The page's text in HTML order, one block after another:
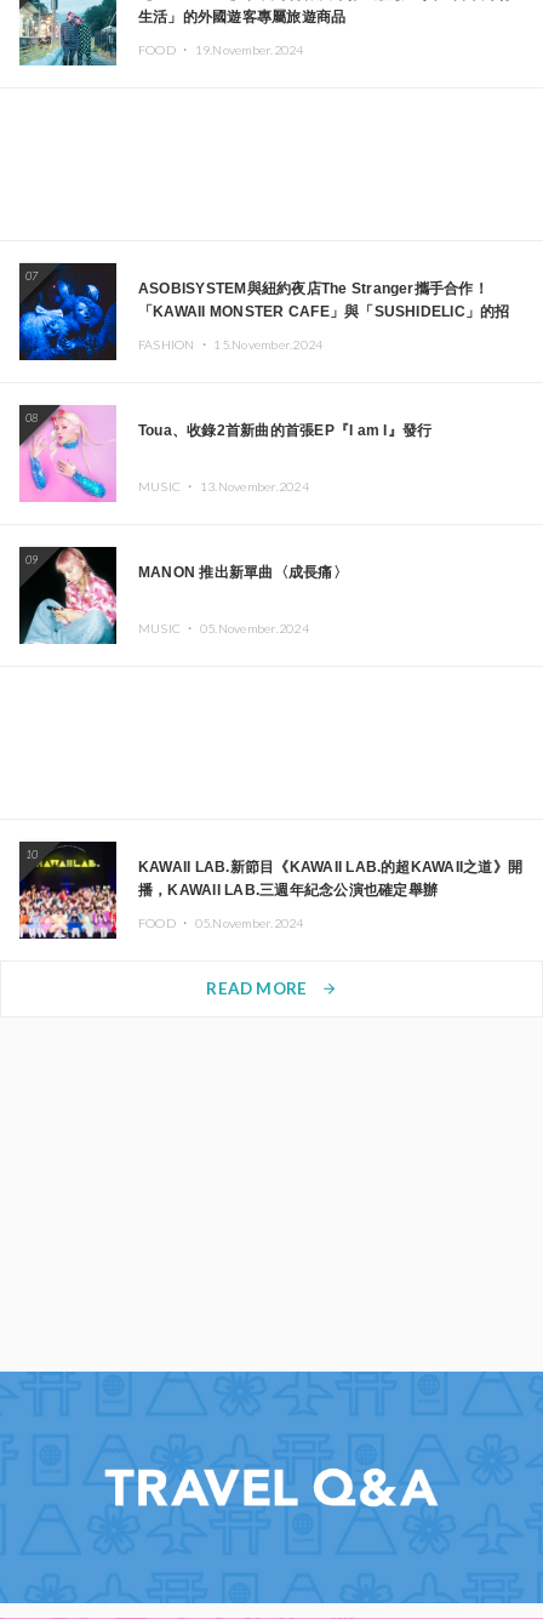
生活」的外國遊客專屬旅遊商品
FOOD ・ 19.November.2024
07
ASOBISYSTEM與紐約夜店The Stranger攜手合作！
「KAWAII MONSTER CAFE」與「SUSHIDELIC」的招
FASHION ・ 15.November.2024
08
Toua、收錄2首新曲的首張EP『I am I』發行
MUSIC ・ 13.November.2024
09
MANON 推出新單曲〈成長痛〉
MUSIC ・ 05.November.2024
10
KAWAII LAB.新節目《KAWAII LAB.的超KAWAII之道》開
播，KAWAII LAB.三週年紀念公演也確定舉辦
FOOD ・ 05.November.2024
READ MORE arrow_forward